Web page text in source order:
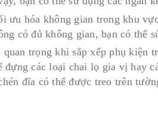
ưu hóa không gian trong khu
có đủ không gian, bạn có thể
trọng khi sắp xếp phụ kiện
đựng các loại chai lọ gia vị hay
đĩa có thể được treo trên